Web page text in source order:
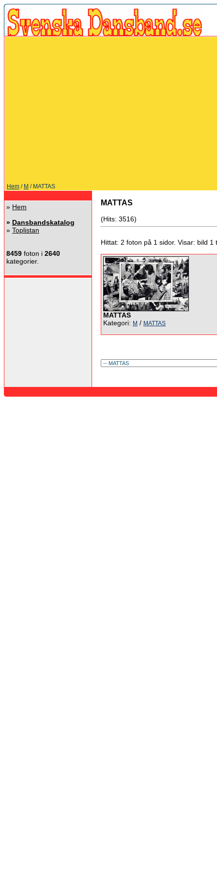
Hem / M / MATTAS
» Hem
» Dansbandskatalog
» Toplistan
8459 foton i 2640
kategorier.
MATTAS
(Hits: 3516)
Hittat: 2 foton på 1 sidor. Visar: bild 1
MATTAS
Kategori: M / MATTAS